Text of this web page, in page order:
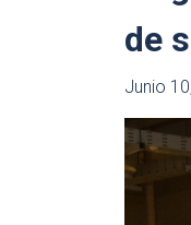
de
Junio